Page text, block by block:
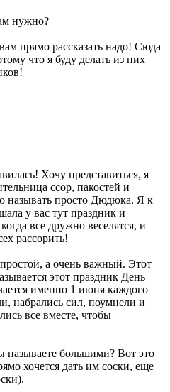
нужно?
прямо рассказать надо! Сюда
что я буду делать из них
Хочу представиться, я
ссор, пакостей и
называть просто Дюдюка. Я к
у вас тут праздник и
все дружно веселятся, и
рассорить!
а очень важный. Этот
этот праздник День
именно 1 июня каждого
набрались сил, поумнели и
все вместе, чтобы
называете большими? Вот это
хочется дать им соски, еще